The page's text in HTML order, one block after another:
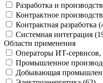
Разработка и
Контрактное
Контрактная разработка (
Системная интеграция (
Области применения
Операторы ИТ-сервисов,
Промышленное
Добывающая